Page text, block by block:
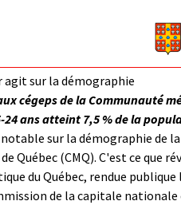
agit sur la démographie
cégeps de la Communauté
24 ans atteint 7,5 % de la
sur la démographie de la
Québec (CMQ). C'est ce que
du Québec, rendue publique
de la capitale nationale